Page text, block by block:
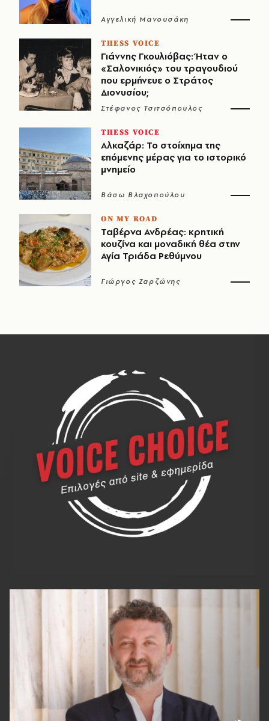
Αγγελική Μανουσάκη
THESS VOICE
Γιάννης Γκουλιόβας: Ήταν ο
«Σαλονικιός» του τραγουδιού
που ερμήνευε ο Στράτος
Διονυσίου;
Στέφανος Τσιτσόπουλος
THESS VOICE
Αλκαζάρ: Το στοίχημα της
επόμενης μέρας για το ιστορικό
μνημείο
Βάσω Βλαχοπούλου
ON MY ROAD
Ταβέρνα Ανδρέας: κρητική
κουζίνα και μοναδική θέα στην
Αγία Τριάδα Ρεθύμνου
Γιώργος Ζαρζώνης